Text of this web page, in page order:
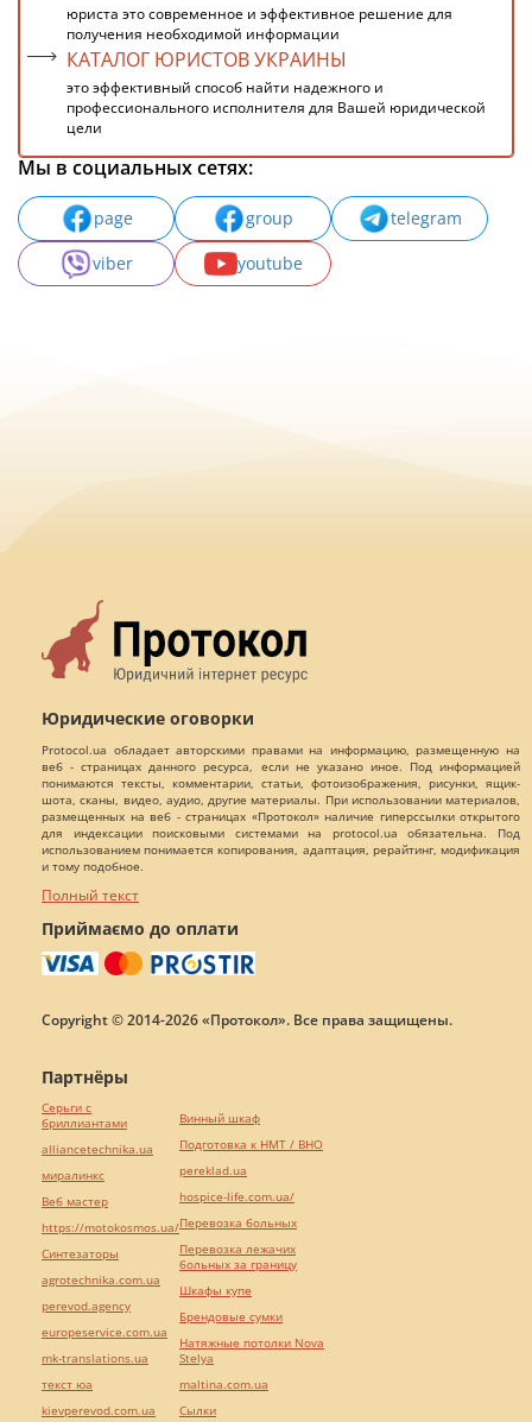
юриста это современное и эффективное решение для
получения необходимой информации
КАТАЛОГ ЮРИСТОВ УКРАИНЫ
это эффективный способ найти надежного и
профессионального исполнителя для Вашей юридической
цели
Мы в социальных сетях:
page group
telegram
viber
youtube
Юридические оговорки
Protocol.ua обладает авторскими правами на информацию, размещенную на
веб - страницах данного ресурса, если не указано иное. Под информацией
понимаются тексты, комментарии, статьи, фотоизображения, рисунки, ящик-
шота, сканы, видео, аудио, другие материалы. При использовании материалов,
размещенных на веб - страницах «Протокол» наличие гиперссылки открытого
для индексации поисковыми системами на protocol.ua обязательна. Под
использованием понимается копирования, адаптация, рерайтинг, модификация
и тому подобное.
Полный текст
Приймаємо до оплати
Copyright © 2014-2026 «Протокол». Все права защищены.
Партнёры
Серьги с
бриллиантами
alliancetechnika.ua
миралинкс
Веб мастер
https://motokosmos.ua/
Синтезаторы
agrotechnika.com.ua
perevod.agency
europeservice.com.ua
mk-translations.ua
текст юа
kievperevod.com.ua
Винный шкаф
Подготовка к НМТ / ВНО
pereklad.ua
hospice-life.com.ua/
Перевозка больных
Перевозка лежачих
больных за границу
Шкафы купе
Брендовые сумки
Натяжные потолки Nova
Stelya
maltina.com.ua
Cылки